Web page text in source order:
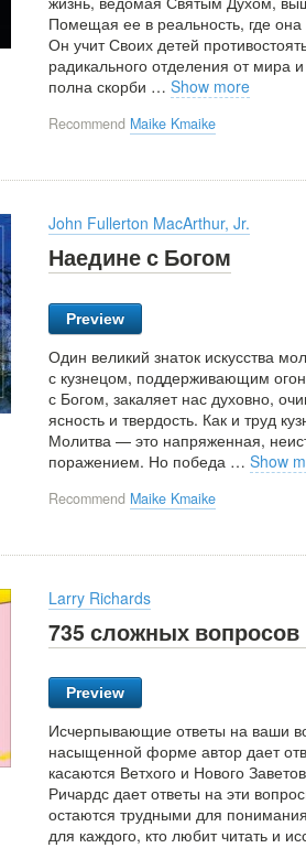
Помещая ее в реальность, где
Он учит Своих детей
радикального отделения от мира
полна скорби … Show more
Recommend Maike Kmaike
John Fullerton MacArthur, Jr.
Наедине с Богом
Preview
Один великий знаток искусства
с кузнецом, поддерживающим
с Богом, закаляет нас духовно,
ясность и твердость. Как и труд
Молитва — это напряженная,
поражением. Но победа … Show
Recommend Maike Kmaike
Larry Richards
735 сложных
Preview
Исчерпывающие ответы на ваши
насыщенной форме автор дает
касаются Ветхого и Нового
Ричардс дает ответы на эти
остаются трудными для
для каждого, кто любит читать и